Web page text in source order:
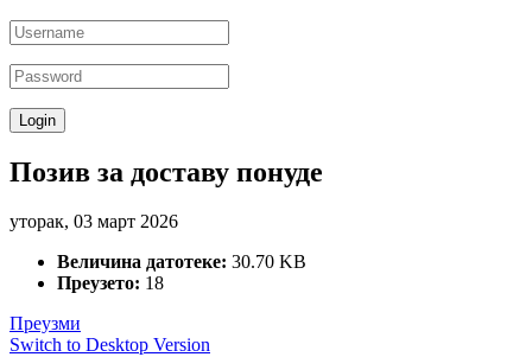
Позив за доставу понуде
уторак, 03 март 2026
Величина датотеке: 30.70 KB
Преузето: 18
Преузми
Switch to Desktop Version